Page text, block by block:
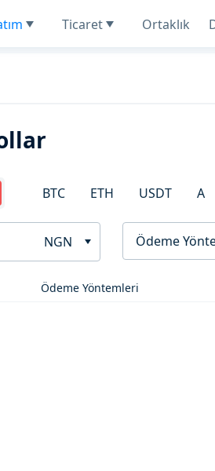
Ticaret Ortaklık
BTC ETH USDT A
NGN Ödeme
Ödeme Yöntemleri